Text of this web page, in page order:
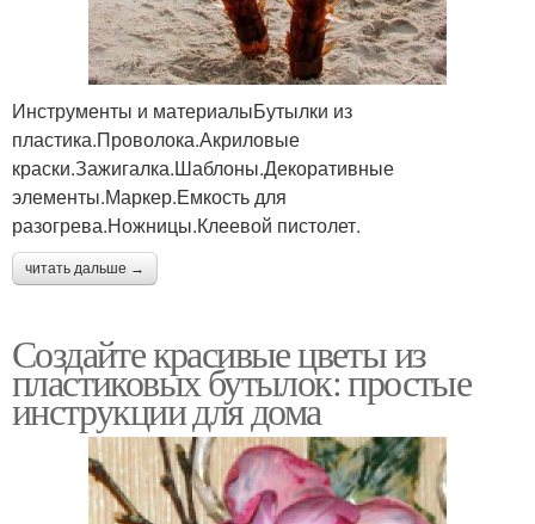
Инструменты и материалыБутылки из
пластика.Проволока.Акриловые
краски.Зажигалка.Шаблоны.Декоративные
элементы.Маркер.Емкость для
разогрева.Ножницы.Клеевой пистолет.
читать дальше →
Создайте красивые цветы из
пластиковых бутылок: простые
инструкции для дома